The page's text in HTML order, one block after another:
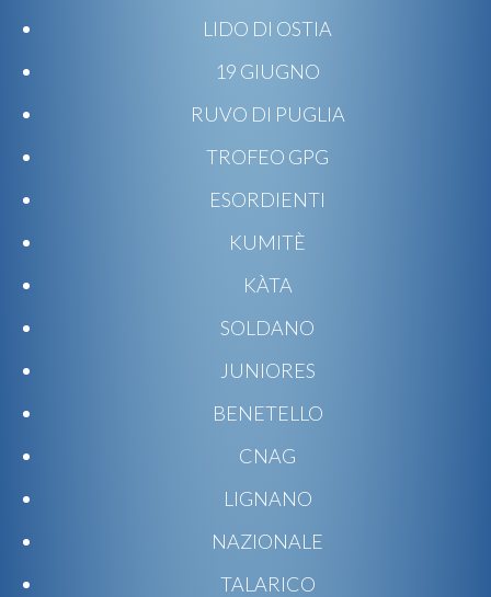
LIDO DI OSTIA
19 GIUGNO
RUVO DI PUGLIA
TROFEO GPG
ESORDIENTI
KUMITÈ
KÀTA
SOLDANO
JUNIORES
BENETELLO
CNAG
LIGNANO
NAZIONALE
TALARICO